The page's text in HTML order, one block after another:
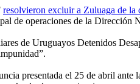
resolvieron excluir a Zuluaga de la
de operaciones de la
de Uruguayos Detenidos
presentada el 25 de abril ante